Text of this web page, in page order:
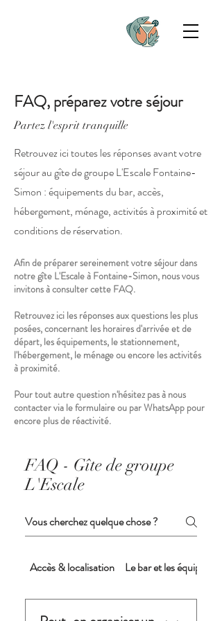
FAQ, préparez votre séjour
Partez l'esprit tranquille
Retrouvez ici toutes les réponses avant votre
séjour au gîte de groupe L'Escale Fontaine-
Simon : équipements du bar, accès,
hébergement, ménage, activités à proximité et
conditions de réservation.
Afin de préparer sereinement votre séjour dans
notre gîte L'Escale à Fontaine-Simon, nous vous
invitons à consulter cette FAQ.
Retrouvez ici les réponses aux questions les plus
posées, concernant les horaires d'arrivée et de
départ, les équipements, le stationnement,
l'hébergement, le ménage ou encore les activités
à proximité.
Pour tout autre question n'hésitez pas à nous
contacter via le formulaire ou par WhatsApp pour
encore plus de réactivité.
FAQ - Gîte de groupe
L'Escale
Accès & localisation Le bar et les